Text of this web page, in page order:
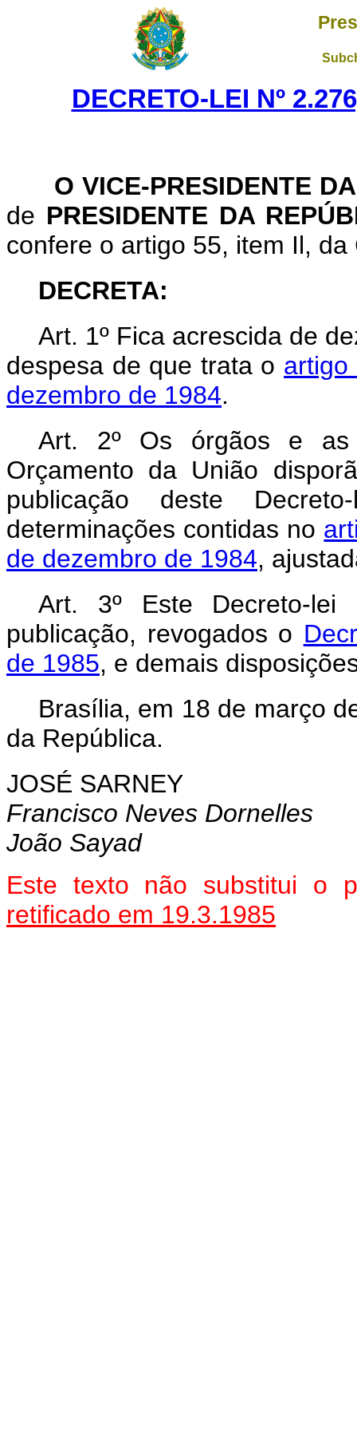
DECRETO-LEI Nº
O VICE-PRESIDENTE
de PRESIDENTE DA
confere o artigo 55, item Il, da
DECRETA:
Art. 1º Fica acrescida de
despesa de que trata o artigo
dezembro de 1984.
Art. 2º Os órgãos e as
Orçamento da União
publicação deste
determinações contidas no
de dezembro de 1984,
Art. 3º Este Decreto-
publicação, revogados o
de 1985, e demais
Brasília, em 18 de março
da República.
JOSÉ SARNEY
Francisco Neves Dornelles
João Sayad
Este texto não substitui o
retificado em 19.3.1985